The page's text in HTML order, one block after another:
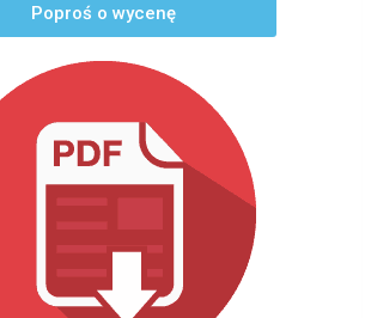
Poproś o wycenę